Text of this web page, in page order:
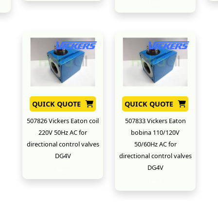
QUICK QUOTE
507826 Vickers Eaton coil
220V 50Hz AC for
directional control valves
DG4V
QUICK QUOTE
507833 Vickers Eaton
bobina 110/120V
50/60Hz AC for
directional control valves
DG4V